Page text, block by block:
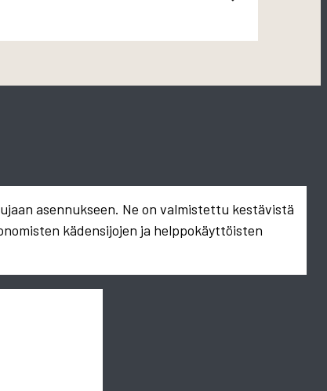
asennukseen. Ne on valmistettu kestävistä
kädensijojen ja helppokäyttöisten